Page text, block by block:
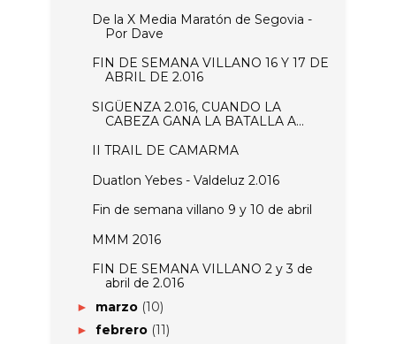
De la X Media Maratón de Segovia -
Por Dave
FIN DE SEMANA VILLANO 16 Y 17 DE
ABRIL DE 2.016
SIGÜENZA 2.016, CUANDO LA
CABEZA GANA LA BATALLA A...
II TRAIL DE CAMARMA
Duatlon Yebes - Valdeluz 2.016
Fin de semana villano 9 y 10 de abril
MMM 2016
FIN DE SEMANA VILLANO 2 y 3 de
abril de 2.016
► marzo (10)
► febrero (11)